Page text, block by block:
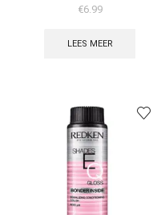
€6.99
LEES MEER